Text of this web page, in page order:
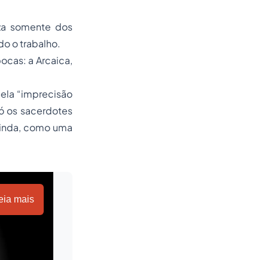
somente dos
o trabalho.
a Arcaica,
“imprecisão
os sacerdotes
como uma
mais